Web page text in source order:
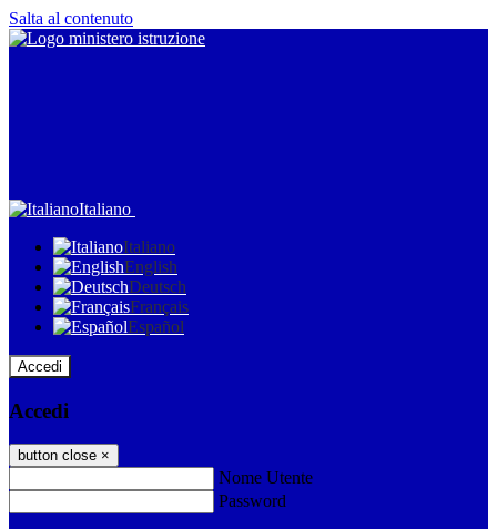
Salta al contenuto
Italiano
Italiano
English
Deutsch
Français
Español
Accedi
Accedi
button close ×
Nome Utente
Password